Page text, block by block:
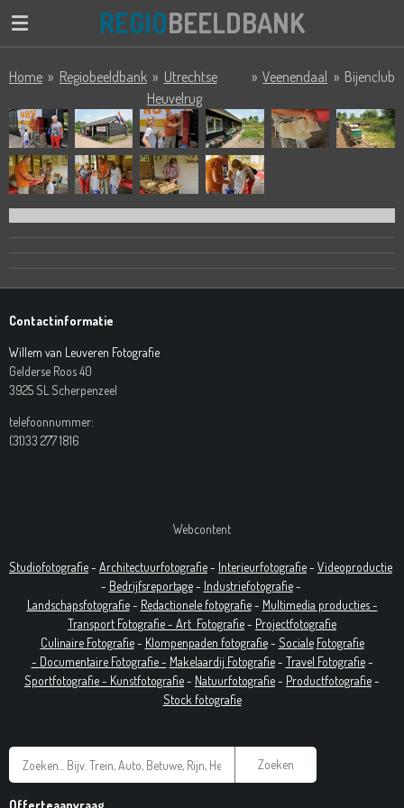
Ga
de
REGIOBEELDBANK
Home » Regiobeeldbank » Utrechtse
Heuvelrug
» Veenendaal » Bijenclub
Contactinformatie
Willem van Leuveren Fotografie
Gelderse Roos 40
3925 SL Scherpenzeel
telefoonnummer:
(31)33 277 1816
Webcontent
Studiofotografie- Architectuurfotografie- Interieurfotografie- Videoproductie
- Bedrijfsreportage- Industriefotografie-
Landschapsfotografie- Redactionele fotografie- Multimedia producties -
Transport Fotografie - Art Fotografie- Projectfotografie
Culinaire Fotografie- Klompenpaden fotografie- Sociale Fotografie
- Documentaire Fotografie- Makelaardij Fotografie- Travel Fotografie-
Sportfotografie - Kunstfotografie- Natuurfotografie- Productfotografie-
Stock fotografie
Zoeken
Offerteaanvraag